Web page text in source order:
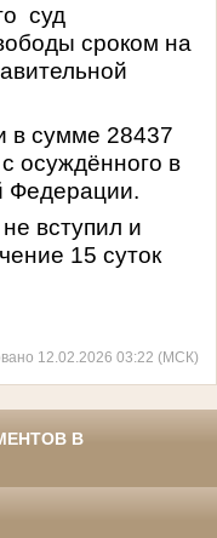
суд
сроком на
в сумме 28437
осуждённого в
Федерации.
вступил и
15 суток
12.02.2026 03:22 (МСК)
В